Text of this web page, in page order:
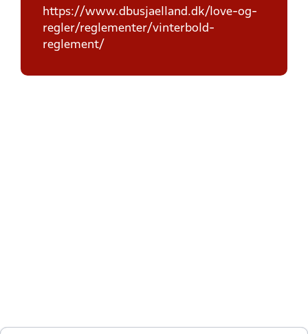
https://www.dbusjaelland.dk/love-og-
regler/reglementer/vinterbold-
reglement/